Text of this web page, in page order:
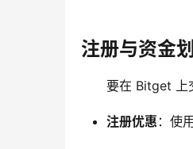
注册与资金
要在 Bitget 上
注册优惠 ：使